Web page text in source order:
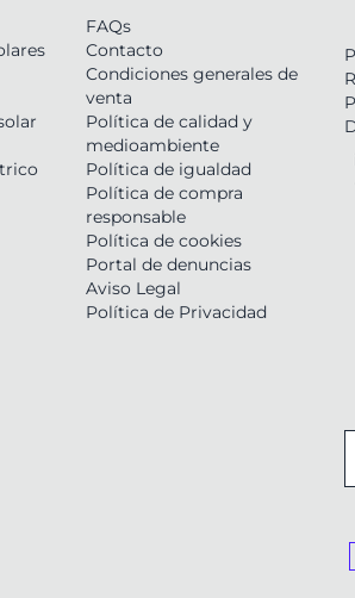
FAQs
Contacto
Condiciones generales de
venta
Política de calidad y
medioambiente
Política de igualdad
Política de compra
responsable
Política de cookies
Portal de denuncias
Aviso Legal
Política de Privacidad